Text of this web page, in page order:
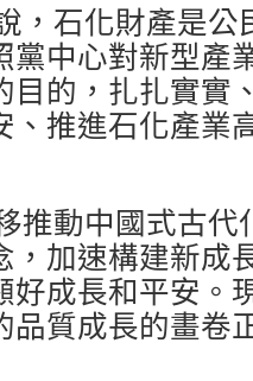
，石化財產是
黨中心對新型產
目的，扎扎實實
、推進石化產業
推動中國式古
，加速構建新成
好成長和平安。
品質成長的畫卷